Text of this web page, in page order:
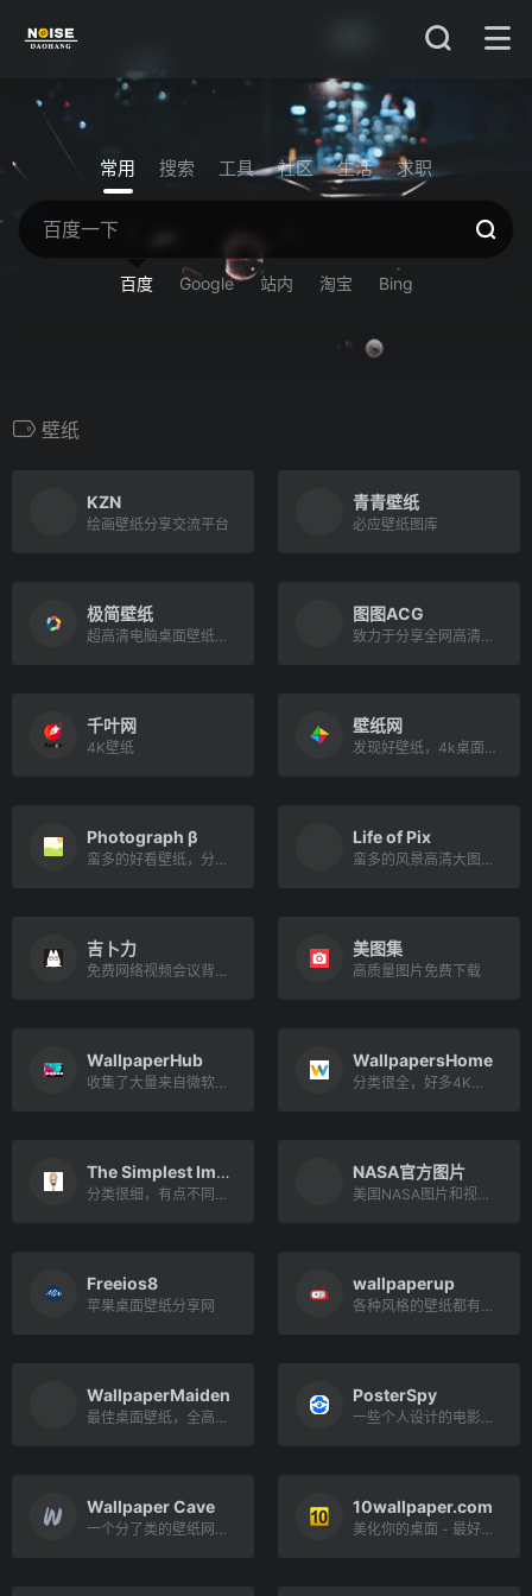
常用 搜索 工具 社区 生活 求职
百度 Google 站内 淘宝 Bing
壁纸
KZN
绘画壁纸分享交流平台
青青壁纸
必应壁纸图库
极简壁纸
超高清电脑桌面壁纸美图
图图ACG
致力于分享全网高清好看的图片
千叶网
4K壁纸
壁纸网
发现好壁纸，4k桌面高清壁纸
Photograph β
蛮多的好看壁纸，分类很全
Life of Pix
蛮多的风景高清大图以及免费视频
吉卜力
免费网络视频会议背景素材
美图集
高质量图片免费下载
WallpaperHub
收集了大量来自微软的官方壁纸
WallpapersHome
分类很全，好多4K、8K壁纸
The Simplest Image Gallery
分类很细，有点不同的图片网站
NASA官方图片
美国NASA图片和视频库
Freeios8
苹果桌面壁纸分享网
wallpaperup
各种风格的壁纸都有，设计爱好者的首选地
WallpaperMaiden
最佳桌面壁纸，全高清背景
PosterSpy
一些个人设计的电影电视剧海报壁纸，富有创意！
Wallpaper Cave
一个分了类的壁纸网站，素材高清，风格多样
10wallpaper.com
美化你的桌面 - 最好的高品质4K免费下载网站